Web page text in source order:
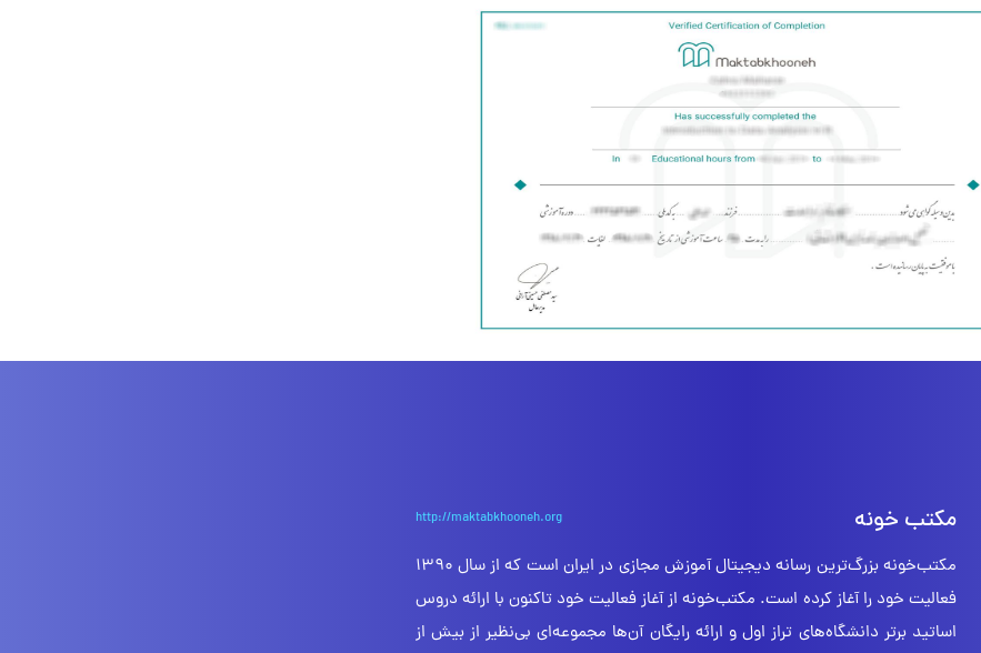
مکتب خونه http://maktabkhooneh.org
مکتب‌خونه بزرگ‌ترین رسانه دیجیتال آموزش مجازی در ایران است که از سال 1390
فعالیت خود را آغاز کرده است. مکتب‌خونه از آغاز فعالیت خود تاکنون با ارائه دروس
اساتید برتر دانشگاه‌های تراز اول و ارائه رایگان آن‌ها مجموعه‌ای بی‌نظیر از بیش از